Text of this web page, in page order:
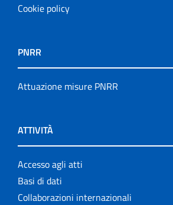
Cookie policy
PNRR
Attuazione misure PNRR
ATTIVITÀ
Accesso agli atti
Basi di dati
Collaborazioni internazionali